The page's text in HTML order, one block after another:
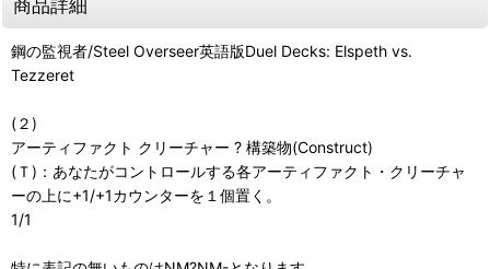
商品詳細
鋼の監視者/Steel Overseer英語版Duel Decks: Elspeth vs.
Tezzeret
(２)
アーティファクト クリーチャー ? 構築物(Construct)
(Ｔ)：あなたがコントロールする各アーティファクト・クリーチャ
ーの上に+1/+1カウンターを１個置く。
1/1